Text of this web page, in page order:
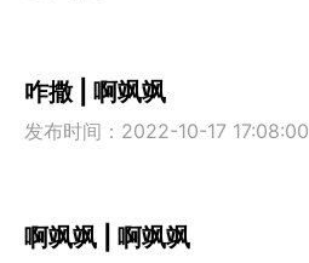
咋撒 | 啊飒飒
发布时间：2022-10-17 17:08:00
啊飒飒 | 啊飒飒